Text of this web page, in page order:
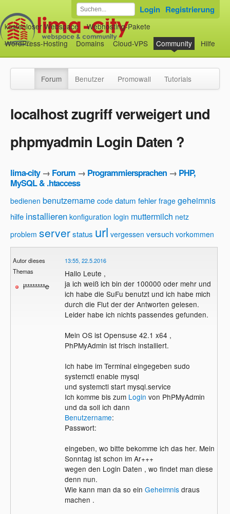
kostenloser Webspace
Webhosting-Pakete
WordPress-Hosting
Domains Cloud-VPS Community Hilfe
Login Registrierung
Forum Benutzer Promowall Tutorials
localhost zugriff verweigert und
phpmyadmin Login Daten ?
lima-city→ Forum → Programmiersprachen → PHP,
MySQL & .htaccess
bedienen benutzername code datum fehler frage geheimnis
hilfe installieren konfiguration login muttermilch netz
problem serverstatus url vergessen versuch vorkommen
Autor dieses
Themas
l********e
13:55, 22.5.2016
Hallo Leute ,
ja ich weiß ich bin der 100000 oder mehr und
ich habe die SuFu benutzt und ich habe mich
durch die Flut der der Antworten gelesen.
Leider habe ich nichts passendes gefunden.
Mein OS ist Opensuse 42.1 x64 ,
PhPMyAdmin ist frisch installiert.
Ich habe im Terminal eingegeben sudo
systemctl enable mysql
und systemctl start mysql.service
Ich komme bis zum Login von PhPMyAdmin
und da soll ich dann
Benutzername:
Passwort:
eingeben, wo bitte bekomme ich das her. Mein
Sonntag ist schon im Ar+++
wegen den Login Daten , wo findet man diese
denn nun.
Wie kann man da so ein Geheimnisdraus
machen .